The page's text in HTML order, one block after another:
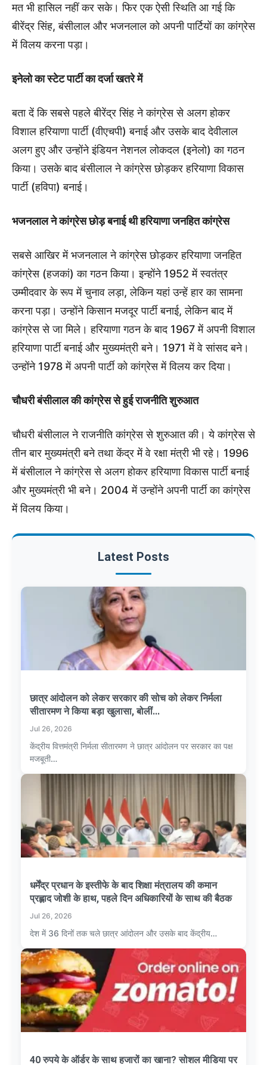
मत भी हासिल नहीं कर सके। फिर एक ऐसी स्थिति आ गई कि
बीरेंद्र सिंह, बंसीलाल और भजनलाल को अपनी पार्टियों का कांग्रेस
में विलय करना पड़ा।
इनेलो का स्टेट पार्टी का दर्जा खतरे में
बता दें कि सबसे पहले बीरेंद्र सिंह ने कांग्रेस से अलग होकर
विशाल हरियाणा पार्टी (वीएचपी) बनाई और उसके बाद देवीलाल
अलग हुए और उन्होंने इंडियन नेशनल लोकदल (इनेलो) का गठन
किया। उसके बाद बंसीलाल ने कांग्रेस छोड़कर हरियाणा विकास
पार्टी (हविपा) बनाई।
भजनलाल ने कांग्रेस छोड़ बनाई थी हरियाणा जनहित कांग्रेस
सबसे आखिर में भजनलाल ने कांग्रेस छोड़कर हरियाणा जनहित
कांग्रेस (हजकां) का गठन किया। इन्होंने 1952 में स्वतंत्र
उम्मीदवार के रूप में चुनाव लड़ा, लेकिन यहां उन्हें हार का सामना
करना पड़ा। उन्होंने किसान मजदूर पार्टी बनाई, लेकिन बाद में
कांग्रेस से जा मिले। हरियाणा गठन के बाद 1967 में अपनी विशाल
हरियाणा पार्टी बनाई और मुख्यमंत्री बने। 1971 में वे सांसद बने।
उन्होंने 1978 में अपनी पार्टी को कांग्रेस में विलय कर दिया।
चौधरी बंसीलाल की कांग्रेस से हुई राजनीति शुरुआत
चौधरी बंसीलाल ने राजनीति कांग्रेस से शुरुआत की। ये कांग्रेस से
तीन बार मुख्यमंत्री बने तथा केंद्र में वे रक्षा मंत्री भी रहे। 1996
में बंसीलाल ने कांग्रेस से अलग होकर हरियाणा विकास पार्टी बनाई
और मुख्यमंत्री भी बने। 2004 में उन्होंने अपनी पार्टी का कांग्रेस
में विलय किया।
Latest Posts
छात्र आंदोलन को लेकर सरकार की सोच को लेकर निर्मला
सीतारमण ने किया बड़ा खुलासा, बोलीं...
Jul 26, 2026
केंद्रीय वित्तमंत्री निर्मला सीतारमण ने छात्र आंदोलन पर सरकार का पक्ष
मजबूती…
धर्मेंद्र प्रधान के इस्तीफे के बाद शिक्षा मंत्रालय की कमान
प्रह्लाद जोशी के हाथ, पहले दिन अधिकारियों के साथ की बैठक
Jul 26, 2026
देश में 36 दिनों तक चले छात्र आंदोलन और उसके बाद केंद्रीय…
40 रुपये के ऑर्डर के साथ हजारों का खाना? सोशल मीडिया पर